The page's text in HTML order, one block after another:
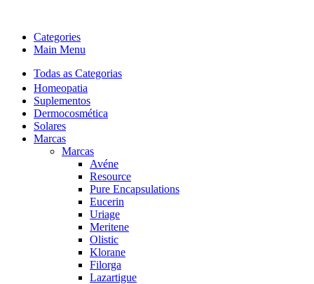
Categories
Main Menu
Todas as Categorias
Homeopatia
Suplementos
Dermocosmética
Solares
Marcas
Marcas
Avéne
Resource
Pure Encapsulations
Eucerin
Uriage
Meritene
Olistic
Klorane
Filorga
Lazartigue